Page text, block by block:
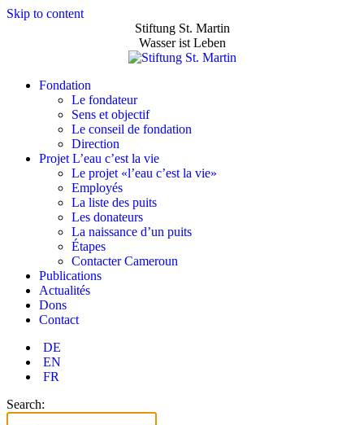
Skip to content
Stiftung St. Martin
Wasser ist Leben
Fondation
Le fondateur
Sens et objectif
Le conseil de fondation
Direction
Projet L’eau c’est la vie
Le projet «l’eau c’est la vie»
Employés
La liste des puits
Les donateurs
La naissance d’un puits
Étapes
Contacter Cameroun
Publications
Actualités
Dons
Contact
DE
EN
FR
Search: